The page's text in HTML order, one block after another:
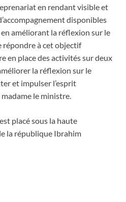
en rendant visible et
disponibles
améliorant la réflexion sur le
répondre à cet objectif
en place des activités sur deux
la réflexion sur le
et impulser l’esprit
le ministre.
placé sous la haute
la république Ibrahim